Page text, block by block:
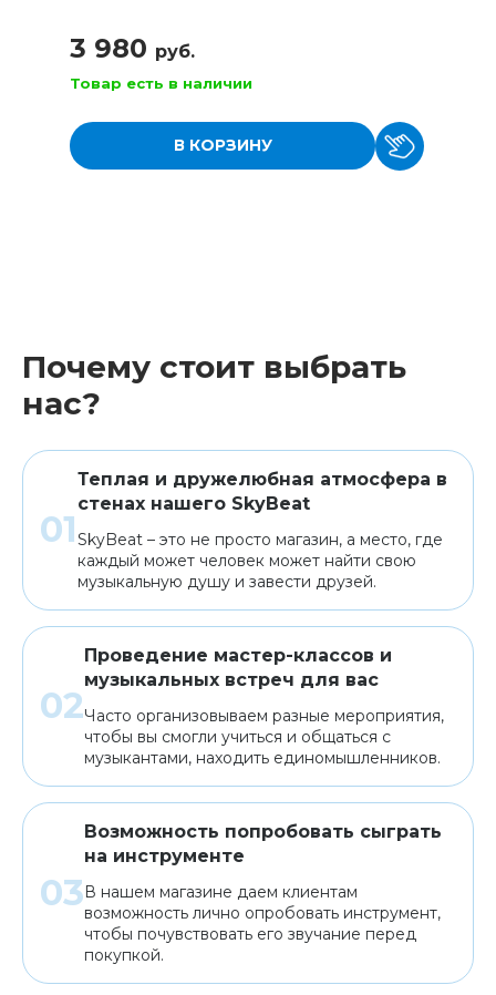
3 980 руб.
Товар есть в наличии
В КОРЗИНУ
Почему стоит выбрать
нас?
Теплая и дружелюбная атмосфера в
стенах нашего SkyBeat
SkyBeat – это не просто магазин, а место, где
каждый может человек может найти свою
музыкальную душу и завести друзей.
Проведение мастер-классов и
музыкальных встреч для вас
Часто организовываем разные мероприятия,
чтобы вы смогли учиться и общаться с
музыкантами, находить единомышленников.
Возможность попробовать сыграть
на инструменте
В нашем магазине даем клиентам
возможность лично опробовать инструмент,
чтобы почувствовать его звучание перед
покупкой.